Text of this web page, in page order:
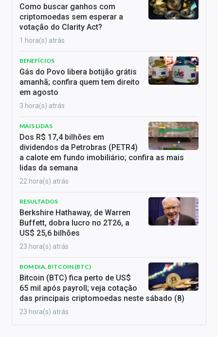
Como buscar ganhos com
criptomoedas sem esperar a
votação do Clarity Act?
1 hora(s) atrás
BENEFÍCIOS
Gás do Povo libera botijão grátis
amanhã; confira quem tem direito
em agosto
3 hora(s) atrás
MAIS LIDAS
Dos R$ 17,4 bilhões em
dividendos da Petrobras (PETR4)
a calote em fundo imobiliário; confira as mais
lidas da semana
22 hora(s) atrás
RESULTADOS
Berkshire Hathaway, de Warren
Buffett, dobra lucro no 2T26, a
US$ 25,6 bilhões
23 hora(s) atrás
BOM DIA, BITCOIN (BTC)
Bitcoin (BTC) fica perto de US$
65 mil após payroll; veja cotação
das principais criptomoedas neste sábado (8)
23 hora(s) atrás